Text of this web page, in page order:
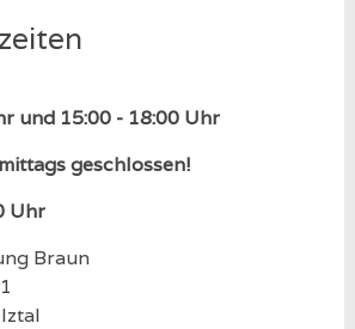
und 15:00 - 18:00 Uhr
geschlossen!
Uhr
Braun